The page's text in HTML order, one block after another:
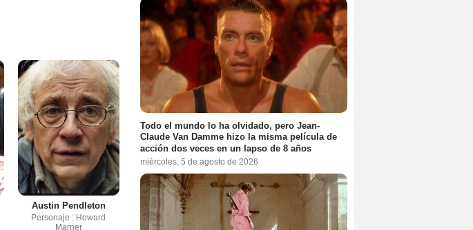
Austin Pendleton
Personaje : Howard
Marner
Todo el mundo lo ha olvidado, pero Jean-
Claude Van Damme hizo la misma película de
acción dos veces en un lapso de 8 años
miércoles, 5 de agosto de 2026